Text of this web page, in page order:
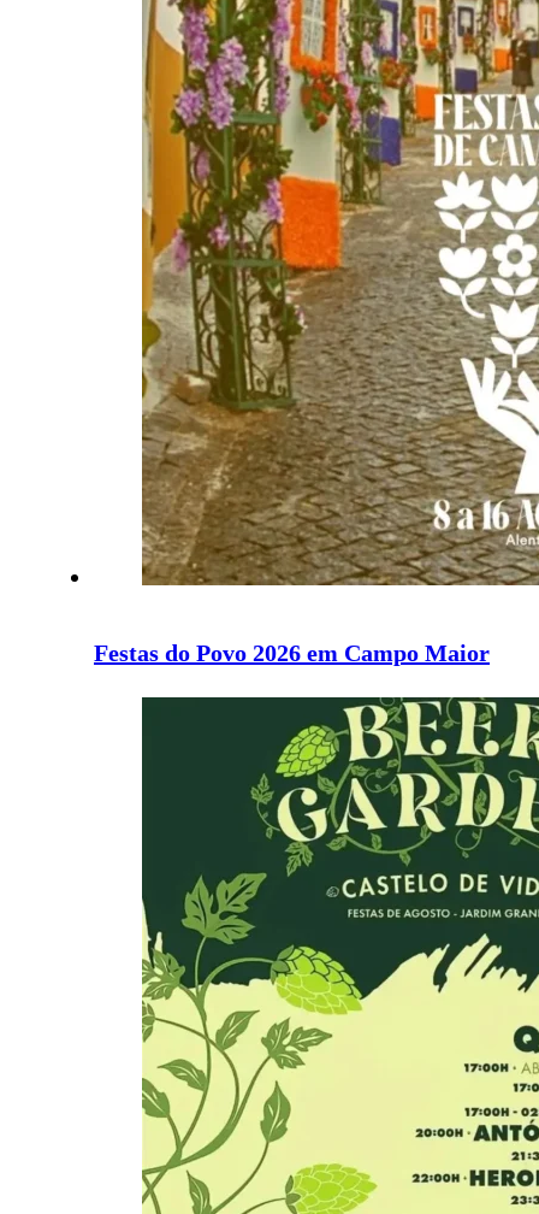
Festas do Povo 2026 em Campo Maior